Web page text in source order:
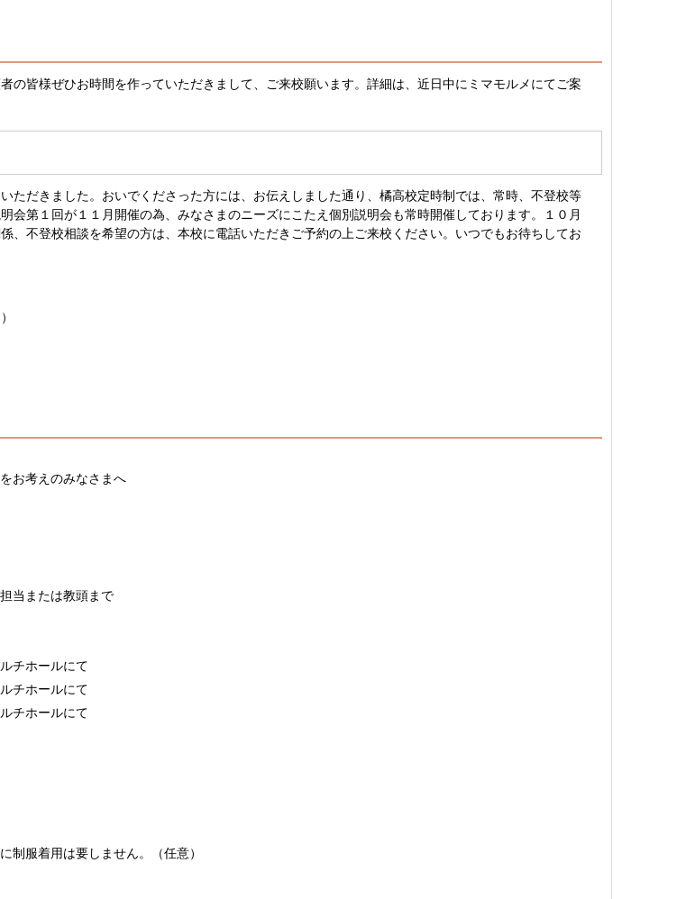
の皆様ぜひお時間を作っていただきまして、ご来校願います。詳細は、近日中にミマモルメにてご案
ただきました。おいでくださった方には、お伝えしました通り、橘高校定時制では、常時、不登校等
会第１回が１１月開催の為、みなさまのニーズにこたえ個別説明会も常時開催しております。１０月
、不登校相談を希望の方は、本校に電話いただきご予約の上ご来校ください。いつでもお待ちしてお
お考えのみなさまへ
当または教頭まで
チホールにて
チホールにて
チホールにて
制服着用は要しません。（任意）